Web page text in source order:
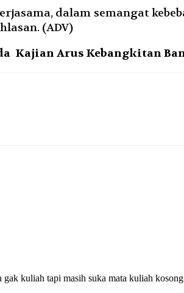
dalam semangat
(ADV)
Kajian Arus Kebangkitan
kuliah tapi masih suka mata kuliah